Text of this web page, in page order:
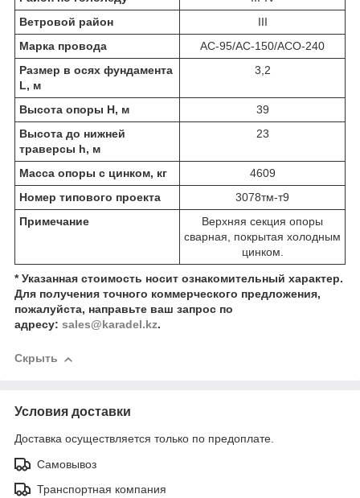
Ветровой район
III
Марка провода
АС-95/АС-150/АСО-240
Размер в осях фундамента
L, м
3,2
Высота опоры Н, м
39
Высота до нижней
траверсы h, м
23
Масса опоры с цинком, кг
4609
Номер типового проекта
3078тм-т9
Примечание
Верхняя секция опоры
сварная, покрытая холодным
цинком.
* Указанная стоимость носит ознакомительный характер.
Для получения точного коммерческого предложения,
пожалуйста, направьте ваш запрос по
адресу: sales@karadel.kz.
Скрыть
Условия доставки
Доставка осуществляется только по предоплате.
Самовывоз
Транспортная компания